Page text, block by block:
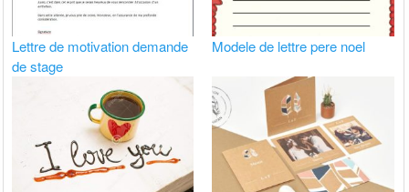
Lettre de motivation demande
de stage
Modele de lettre pere noel